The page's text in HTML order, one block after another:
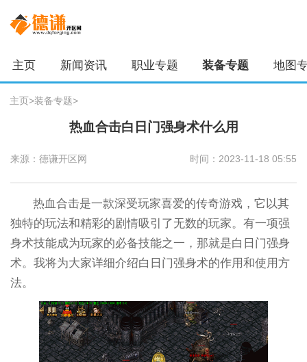
主页 新闻资讯 职业专题 装备专题 地图
主页>装备专题>
热血合击白日门强身术什么用
来源：德谦开区网 时间：2023-11-18 05:55
热血合击是一款深受玩家喜爱的传奇游戏，它以其
独特的玩法和精彩的剧情吸引了无数的玩家。有一项强
身术技能成为玩家的必备技能之一，那就是白日门强身
术。我将为大家详细介绍白日门强身术的作用和使用方
法。